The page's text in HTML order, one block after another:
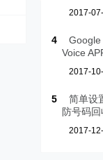
2017-
4
Google
Voice
2017-
5
简单设
防号码回
2017-